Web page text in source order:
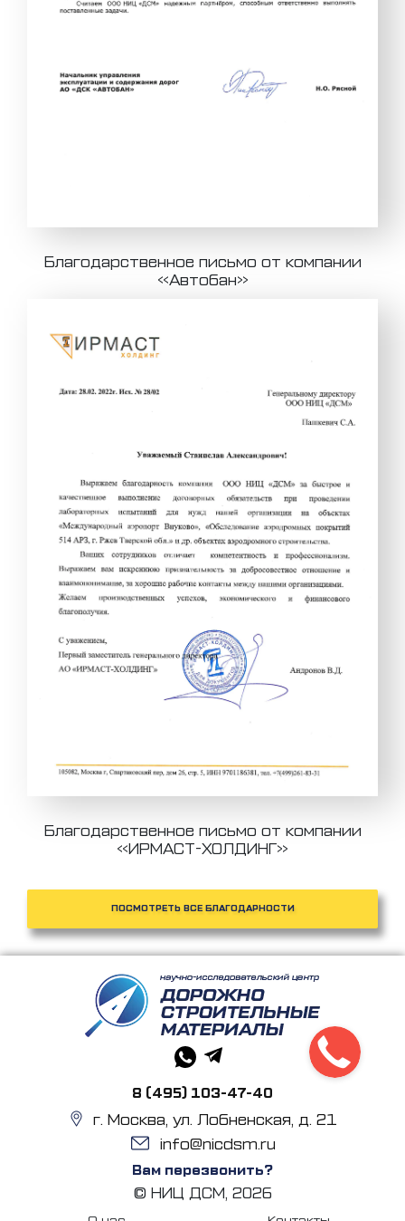
Благодарственное письмо от компании
«Автобан»
Благодарственное письмо от компании
«ИРМАСТ-ХОЛДИНГ»
ПОСМОТРЕТЬ ВСЕ БЛАГОДАРНОСТИ
8 (495) 103-47-40
г. Москва, ул. Лобненская, д. 21
info@nicdsm.ru
Вам перезвонить?
© НИЦ ДСМ, 2026